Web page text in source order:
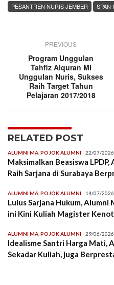
PESANTREN NURIS JEMBER
PREVIOUS
Program Unggulan
Tahfiz Alquran MI
Unggulan Nuris, Sukses
Raih Target Tahun
Pelajaran 2017/2018
RELATED POST
ALUMNI MA,POJOK ALUMNI 22/07/2026
Maksimalkan Beasiswa
Raih Sarjana di Surabaya
ALUMNI MA,POJOK ALUMNI 14/07/2026
Lulus Sarjana Hukum,
ini Kini Kuliah Magister
ALUMNI MA,POJOK ALUMNI 29/06/2026
Idealisme Santri Harga Mati,
Sekadar Kuliah, juga